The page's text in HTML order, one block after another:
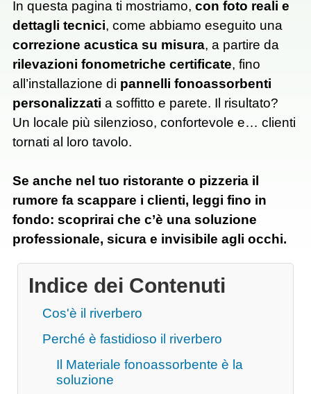
In questa pagina ti mostriamo, con foto reali e
dettagli tecnici, come abbiamo eseguito una
correzione acustica su misura, a partire da
rilevazioni fonometriche certificate, fino
all’installazione di pannelli fonoassorbenti
personalizzati a soffitto e parete. Il risultato?
Un locale più silenzioso, confortevole e… clienti
tornati al loro tavolo.
Se anche nel tuo ristorante o pizzeria il
rumore fa scappare i clienti, leggi fino in
fondo: scoprirai che c’è una soluzione
professionale, sicura e invisibile agli occhi.
Indice dei Contenuti
Cos'è il riverbero
Perché è fastidioso il riverbero
Il Materiale fonoassorbente è la
soluzione